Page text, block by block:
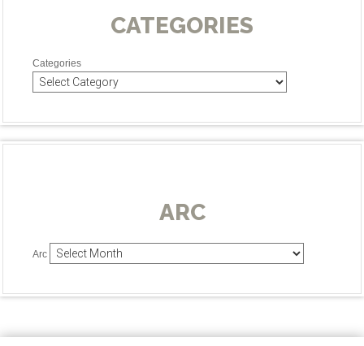
CATEGORIES
Categories
ARC
Arc